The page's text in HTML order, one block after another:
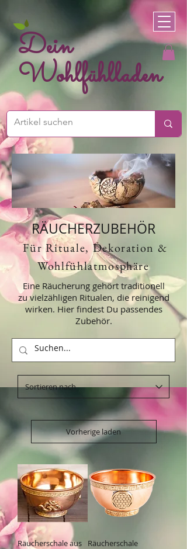
Dein
Wohlfühlladen
RÄUCHERZUBEHÖR
Für Rituale, Dekoration &
Wohlfühlatmosphäre
Eine Räucherung gehört traditionell
zu vielzähligen Ritualen, die reinigend
wirken. Hier findest Du passendes
Zubehör.
Vorherige laden
Räucherschale aus
Räucherschale